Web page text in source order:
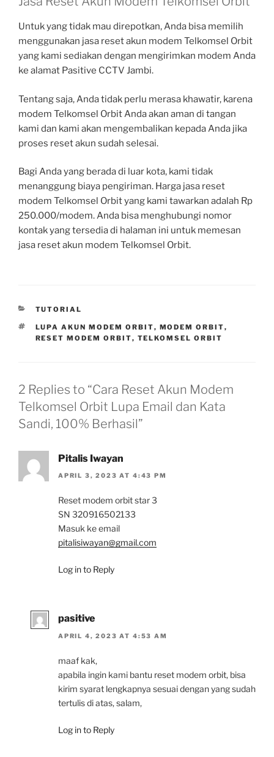
Untuk yang tidak mau direpotkan, Anda bisa memilih
menggunakan jasa reset akun modem Telkomsel Orbit
yang kami sediakan dengan mengirimkan modem Anda
ke alamat Pasitive CCTV Jambi.
Tentang saja, Anda tidak perlu merasa khawatir, karena
modem Telkomsel Orbit Anda akan aman di tangan
kami dan kami akan mengembalikan kepada Anda jika
proses reset akun sudah selesai.
Bagi Anda yang berada di luar kota, kami tidak
menanggung biaya pengiriman. Harga jasa reset
modem Telkomsel Orbit yang kami tawarkan adalah Rp
250.000/modem. Anda bisa menghubungi nomor
kontak yang tersedia di halaman ini untuk memesan
jasa reset akun modem Telkomsel Orbit.
CATEGORIES
TUTORIAL
TAGS
LUPA AKUN MODEM ORBIT, MODEM ORBIT,
RESET MODEM ORBIT, TELKOMSEL ORBIT
2 Replies to “Cara Reset Akun Modem
Telkomsel Orbit Lupa Email dan Kata
Sandi, 100% Berhasil”
Pitalis Iwayan
APRIL 3, 2023 AT 4:43 PM
Reset modem orbit star 3
SN 320916502133
Masuk ke email
pitalisiwayan@gmail.com
Log in to Reply
pasitive
APRIL 4, 2023 AT 4:53 AM
maaf kak,
apabila ingin kami bantu reset modem orbit, bisa
kirim syarat lengkapnya sesuai dengan yang sudah
tertulis di atas, salam,
Log in to Reply